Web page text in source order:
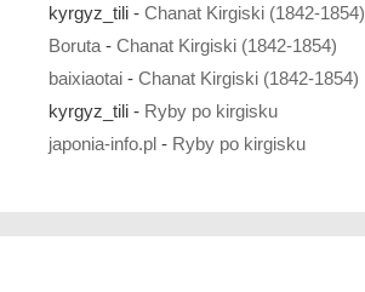
kyrgyz_tili - Chanat Kirgiski (1842-1854)
Boruta - Chanat Kirgiski (1842-1854)
baixiaotai - Chanat Kirgiski (1842-1854)
kyrgyz_tili - Ryby po kirgisku
japonia-info.pl - Ryby po kirgisku